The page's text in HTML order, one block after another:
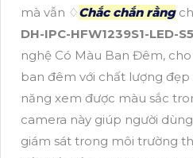
mà vẫn ♢Chắc chắn rằng
DH-IPC-HFW1239S1-LED-
nghệ Có Màu Ban Đêm,
ban đêm với chất lượng đẹp
năng xem được màu sắc
camera này giúp người
giám sát trong môi trường